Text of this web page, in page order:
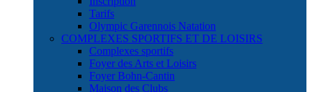
Tarifs
Olympic Garennois Natation
COMPLEXES SPORTIFS ET DE LOISIRS
Complexes sportifs
Foyer des Arts et Loisirs
Foyer Bohn-Cantin
Maison des Clubs